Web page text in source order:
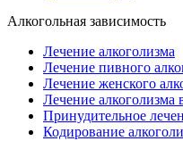
Алкогольная зависимость
Лечение алкоголизма
Лечение пивного
Лечение женского
Лечение алкоголизма
Принудительное
Кодирование